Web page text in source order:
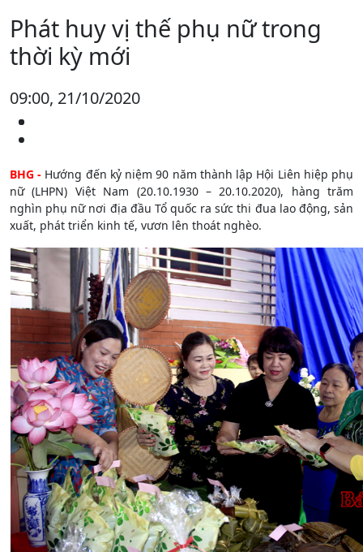
Phát huy vị thế phụ nữ trong
thời kỳ mới
09:00, 21/10/2020
BHG - Hướng đến kỷ niệm 90 năm thành lập Hội Liên hiệp phụ
nữ (LHPN) Việt Nam (20.10.1930 – 20.10.2020), hàng trăm
nghìn phụ nữ nơi địa đầu Tổ quốc ra sức thi đua lao động, sản
xuất, phát triển kinh tế, vươn lên thoát nghèo.